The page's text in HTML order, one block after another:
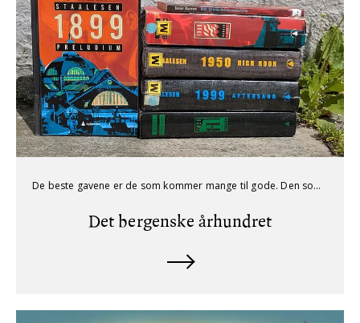
De beste gavene er de som kommer mange til gode. Den som Gunnar Staalesen gav seg selv til 50-årsdagen bare fortsetter å gi og gi.
Det bergenske århundret